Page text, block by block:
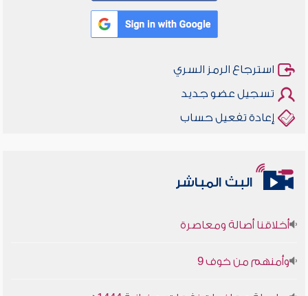
استرجاع الرمز السري
تسجيل عضو جديد
إعادة تفعيل حساب
البث المباشر